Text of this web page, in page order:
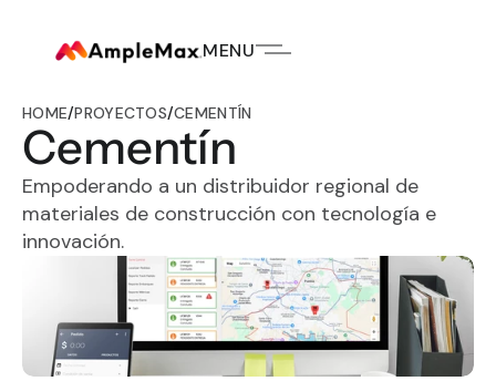
MENU
HOME/PROYECTOS/CEMENTÍN
Cementín
Empoderando a un distribuidor regional de
materiales de construcción con tecnología e
innovación.